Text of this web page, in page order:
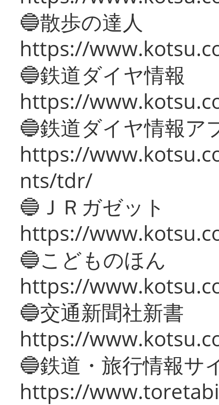
🔵散歩の達人
https://
🔵鉄道ダイヤ情報
https://
🔵鉄道ダイヤ情報ア
https://
nts/tdr/
🔵ＪＲガゼット
https://
🔵こどものほん
https://
🔵交通新聞社新書
https://
🔵鉄道・旅行情報サ
https://